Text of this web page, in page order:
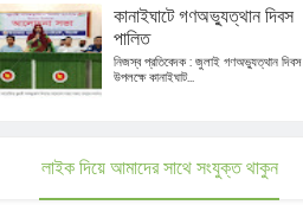
কানাইঘাটে গণঅভ্যুত্থান দিবস
পালিত
নিজস্ব প্রতিবেদক : জুলাই গণঅভ্যুত্থান দিবস
উপলক্ষে কানাইঘাট...
লাইক দিয়ে আমাদের সাথে সংযুক্ত থাকুন